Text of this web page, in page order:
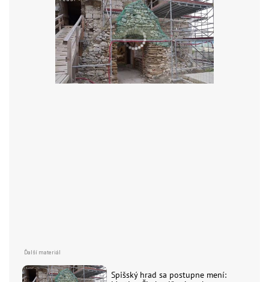
Spišský hrad sa postupne mení: